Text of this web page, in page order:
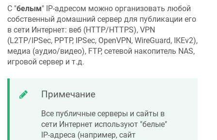
С "белым" IP-адресом можно организовать любой
собственный домашний сервер для публикации его
в сети Интернет: веб (HTTP/HTTPS), VPN
(L2TP/IPSec, PPTP, IPSec, OpenVPN, WireGuard, IKEv2),
медиа (аудио/видео), FTP, сетевой накопитель NAS,
игровой сервер и т.д.
Примечание
Все публичные серверы и сайты в
сети Интернет используют "белые"
IP-адреса (например, сайт